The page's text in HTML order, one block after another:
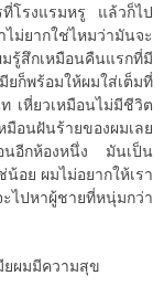
โรงแรมหรู แล้วก็ไป
ม่ยากใช่ไหมว่ามันจะ
รู้สึกเหมือนคืนแรกที่มี
ยก็พร้อมให้ผมใส่เต็มที่
เหี่ยวเหมือนไม่มีชีวิต
อนฝันร้ายของผมเลย
นอีกห้องหนึ่ง มันเป็น
อย ผมไม่อยากให้เรา
ไปหาผู้ชายที่หนุ่มกว่า
ยผมมีความสุข